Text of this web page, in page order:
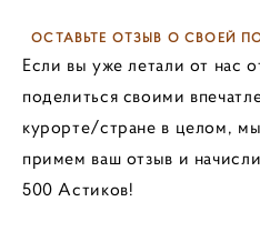
ОСТАВЬТЕ ОТЗЫВ О СВОЕЙ
Если вы уже летали от нас
поделиться своими
курорте/стране в целом,
примем ваш отзыв и
500 Астиков!